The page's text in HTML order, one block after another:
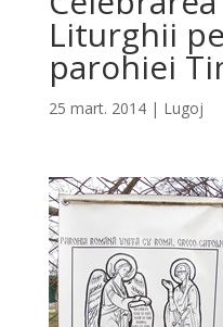
Liturghii
parohiei
25 mart. 2014| Lugoj